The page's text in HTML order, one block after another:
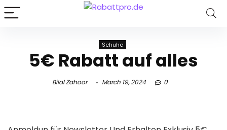
Schuhe
5€ Rabatt auf alles
Bilal Zahoor March 19, 2024 0